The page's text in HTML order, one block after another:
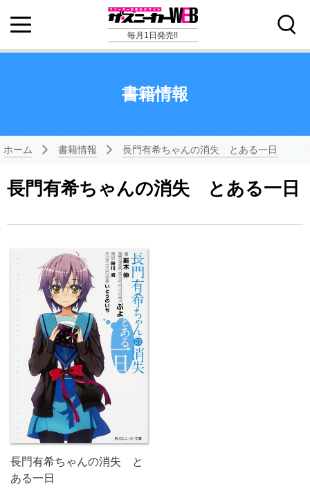
毎月1日発売!!
書籍情報
ホーム 書籍情報 長門有希ちゃんの消失 とある一日
長門有希ちゃんの消失 とある一日
長門有希ちゃんの消失 と
ある一日